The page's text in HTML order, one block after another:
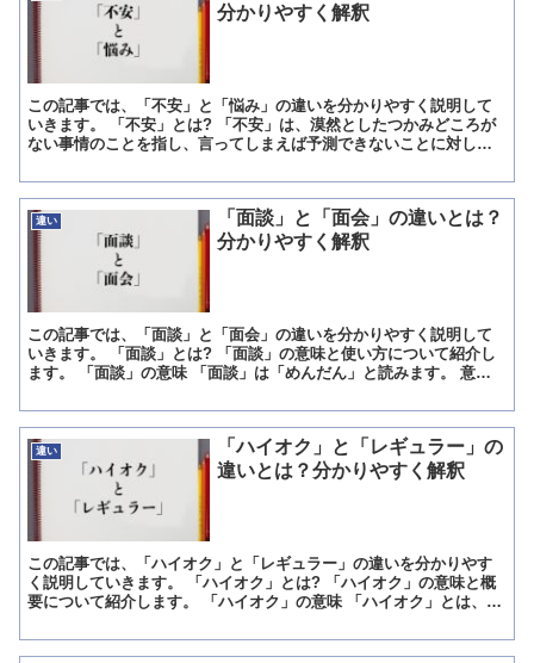
分かりやすく解釈
この記事では、「不安」と「悩み」の違いを分かりやすく説明して
いきます。 「不安」とは? 「不安」は、漠然としたつかみどころが
ない事情のことを指し、言ってしまえば予測できないことに対して
違い
「面談」と「面会」の違いとは？
分かりやすく解釈
この記事では、「面談」と「面会」の違いを分かりやすく説明して
いきます。 「面談」とは? 「面談」の意味と使い方について紹介し
ます。 「面談」の意味 「面談」は「めんだん」と読みます。 意味
違い
「ハイオク」と「レギュラー」の
違いとは？分かりやすく解釈
この記事では、「ハイオク」と「レギュラー」の違いを分かりやす
く説明していきます。 「ハイオク」とは? 「ハイオク」の意味と概
要について紹介します。 「ハイオク」の意味 「ハイオク」とは、